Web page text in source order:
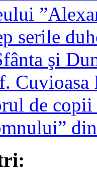
serile
şi
Cuvioasa
de